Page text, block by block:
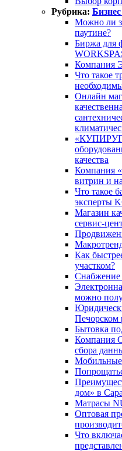
Рубрика:
Можно ли
паутине?
Биржа для
Компания
Что такое
Онлайн
качества
Компания
витрин и
Что такое
эксперты
Магазин
сервис-
Как
участком?
можно
Печорском
Бытовка
Компания
сбора
дом» в
Матрасы
Оптовая
Что